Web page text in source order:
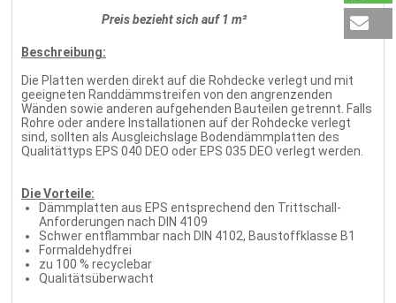
Preis bezieht sich auf 1 m²
Beschreibung:
Die Platten werden direkt auf die Rohdecke verlegt und mit
geeigneten Randdämmstreifen von den angrenzenden
Wänden sowie anderen aufgehenden Bauteilen getrennt. Falls
Rohre oder andere Installationen auf der Rohdecke verlegt
sind, sollten als Ausgleichslage Bodendämmplatten des
Qualitättyps EPS 040 DEO oder EPS 035 DEO verlegt werden.
Die Vorteile:
Dämmplatten aus EPS entsprechend den Trittschall-
Anforderungen nach DIN 4109
Schwer entflammbar nach DIN 4102, Baustoffklasse B1
Formaldehydfrei
zu 100 % recyclebar
Qualitätsüberwacht